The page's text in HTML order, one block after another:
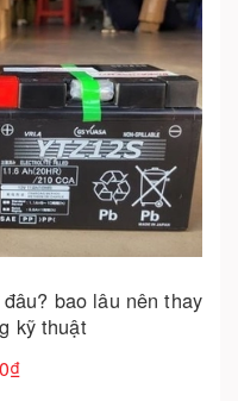
bao lâu nên thay
kỹ thuật